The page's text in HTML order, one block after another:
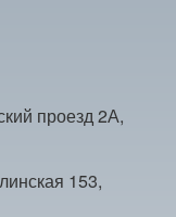
проезд 2А,
153,